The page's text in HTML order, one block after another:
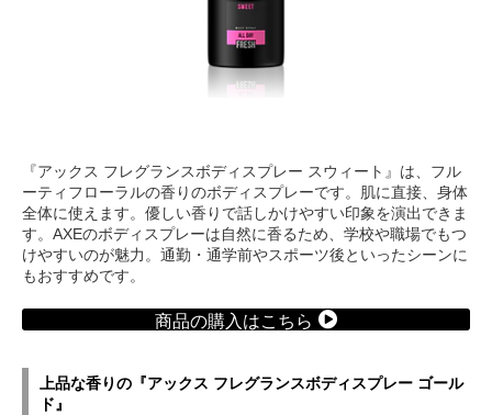
『アックス フレグランスボディスプレー スウィート』は、フル
ーティフローラルの香りのボディスプレーです。肌に直接、身体
全体に使えます。優しい香りで話しかけやすい印象を演出できま
す。AXEのボディスプレーは自然に香るため、学校や職場でもつ
けやすいのが魅力。通勤・通学前やスポーツ後といったシーンに
もおすすめです。
商品の購入はこちら
上品な香りの『アックス フレグランスボディスプレー ゴール
ド』